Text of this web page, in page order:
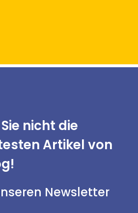
nicht die
Artikel von
Newsletter